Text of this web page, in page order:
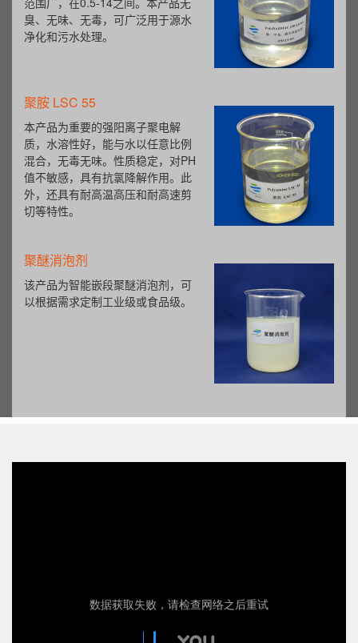
臭、无味、无毒，可广泛用于源水
净化和污水处理。
聚胺 LSC 55
本产品为重要的强阳离子聚电解
质，水溶性好，能与水以任意比例
混合，无毒无味。性质稳定，对PH
值不敏感，具有抗氯降解作用。此
外，还具有耐高温高压和耐高速剪
切等特性。
聚醚消泡剂
该产品为智能嵌段聚醚消泡剂，可
以根据需求定制工业级或食品级。